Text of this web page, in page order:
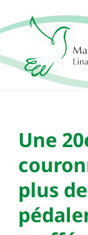
au
contenu
Admission
Événements
Nouvelles
Contact
Une
plus